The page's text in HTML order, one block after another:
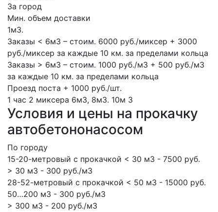
За город
Мин. объем доставки
1м3.
Заказы < 6м3 – стоим. 6000 руб./миксер + 3000
руб./миксер за каждые 10 км. за пределами кольца
Заказы > 6м3 – стоим. 1000 руб./м3 + 500 руб./м3
за каждые 10 км. за пределами кольца
Проезд поста + 1000 руб./шт.
1 час 2 миксера 6м3, 8м3. 10м 3
Условия и цены на прокачку
автобетононасосом
По городу
15-20-метровый с прокачкой < 30 м3 - 7500 руб.
> 30 м3 - 300 руб./м3
28-52-метровый с прокачкой < 50 м3 - 15000 руб.
50…200 м3 - 300 руб./м3
> 300 м3 - 200 руб./м3